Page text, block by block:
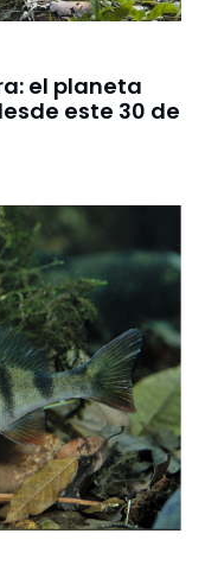
el planeta
este 30 de